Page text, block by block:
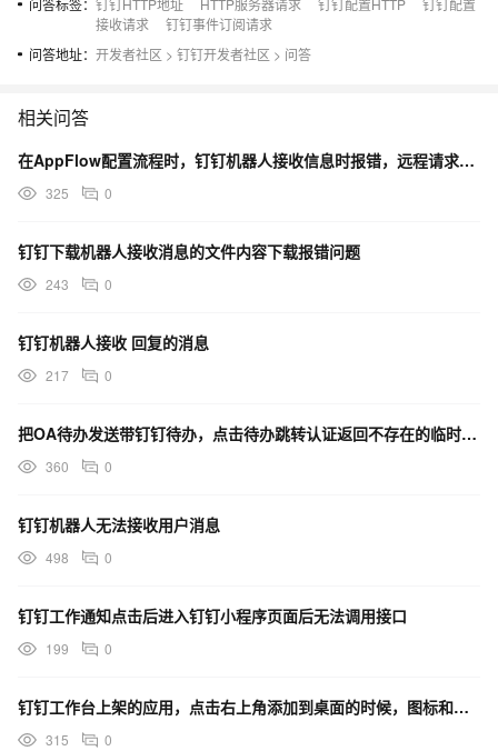
接收请求
钉钉事件订阅请求
问答地址： 开发者社区 > 钉钉开发者社区 > 问答
相关问答
在AppFlow配置流程时，钉钉机器人接收信息时报错，远程请求失败，未知错误是什么原因？
325 0
钉钉下载机器人接收消息的文件内容下载报错问题
243 0
钉钉机器人接收 回复的消息
217 0
把OA待办发送带钉钉待办，点击待办跳转认证返回不存在的临时授权码
360 0
钉钉机器人无法接收用户消息
498 0
钉钉工作通知点击后进入钉钉小程序页面后无法调用接口
199 0
钉钉工作台上架的应用，点击右上角添加到桌面的时候，图标和名称能否自定义
315 0